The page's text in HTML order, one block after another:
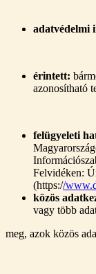
adatvédelmi
érintett:
azonosítható
felügyeleti
Felvidéken:
(https://
közös
vagy több
meg, azok közös